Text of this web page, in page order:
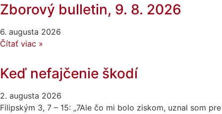
Zborový bulletin, 9. 8. 2026
6. augusta 2026
Čítať viac »
Keď nefajčenie škodí
2. augusta 2026
Filipským 3, 7 – 15: „7Ale čo mi bolo ziskom, uznal som pre